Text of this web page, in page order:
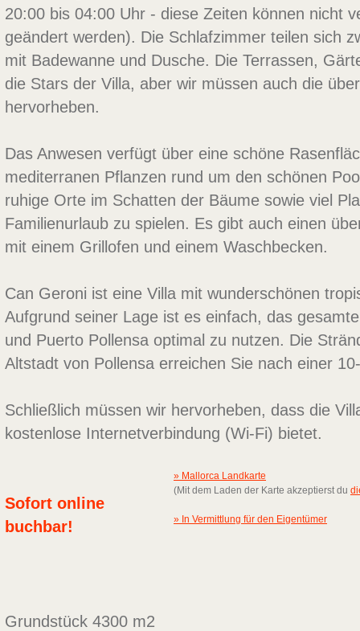
20:00 bis 04:00 Uhr - diese Zeiten können nicht
geändert werden). Die Schlafzimmer teilen sich
mit Badewanne und Dusche. Die Terrassen,
die Stars der Villa, aber wir müssen auch die
hervorheben.
Das Anwesen verfügt über eine schöne
mediterranen Pflanzen rund um den schönen
ruhige Orte im Schatten der Bäume sowie viel
Familienurlaub zu spielen. Es gibt auch einen
mit einem Grillofen und einem Waschbecken.
Can Geroni ist eine Villa mit wunderschönen
Aufgrund seiner Lage ist es einfach, das
und Puerto Pollensa optimal zu nutzen. Die
Altstadt von Pollensa erreichen Sie nach einer
Schließlich müssen wir hervorheben, dass die
kostenlose Internetverbindung (Wi-Fi) bietet.
» Mallorca Landkarte
(Mit dem Laden der Karte akzeptierst du
» In Vermittlung für den Eigentümer
Sofort online
buchbar!
Grundstück 4300 m2